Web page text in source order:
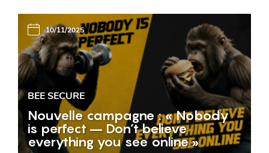
10/11/2025
BEE SECURE
Nouvelle campagne : « Nobody
is perfect – Don’t believe
everything you see online »